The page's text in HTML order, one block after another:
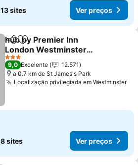
13 sites Ver preços
PartilharAdicionar aos favoritos
hub by Premier Inn
London Westminster
Abbey hotel
Ver preços
3 Estrelas
9,0 Excelente
12.571
a 0.7 km de St James's Park
Localização privilegiada em Westminster
8 sites Ver preços